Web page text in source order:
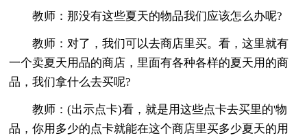
教师：那没有这些夏天的物品我们应该怎么办呢?
教师：对了，我们可以去商店里买。看，这里就有
一个卖夏天用品的商店，里面有各种各样的夏天用的商
品，我们拿什么去买呢?
教师：(出示点卡)看，就是用这些点卡去买里的'物
品，你用多少的点卡就能在这个商店里买多少夏天的用